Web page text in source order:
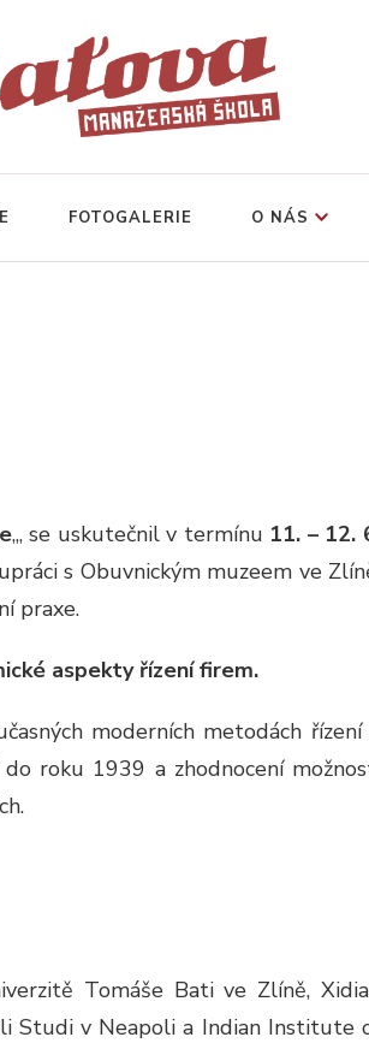
FOTOGALERIE O NÁS
„, se uskutečnil v termínu 11. – 12.
s Obuvnickým muzeem ve
praxe.
aspekty řízení firem.
moderních metodách řízení
roku 1939 a zhodnocení
Tomáše Bati ve Zlíně,
Studi v Neapoli a Indian Institute